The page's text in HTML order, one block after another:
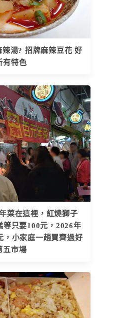
湯? 招牌麻辣豆花 好
有特色
菜在這裡，紅燒獅子
等只要100元，2026年
，小家庭一趟買齊過好
五市場